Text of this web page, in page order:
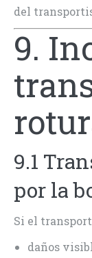
del
9.
9.1
por la
Si el
daños